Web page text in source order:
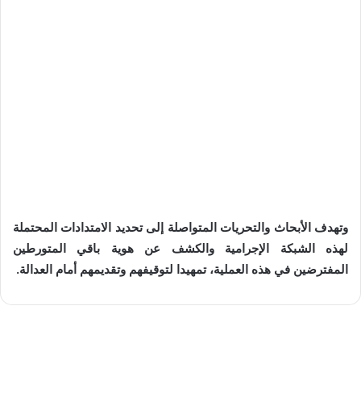
وتهدف الأبحاث والتحريات المتواصلة إلى تحديد الامتدادات المحتملة
لهذه الشبكة الإجرامية والكشف عن هوية باقي المتورطين
المفترضين في هذه العملية، تمهيدا لتوقيفهم وتقديمهم أمام العدالة.